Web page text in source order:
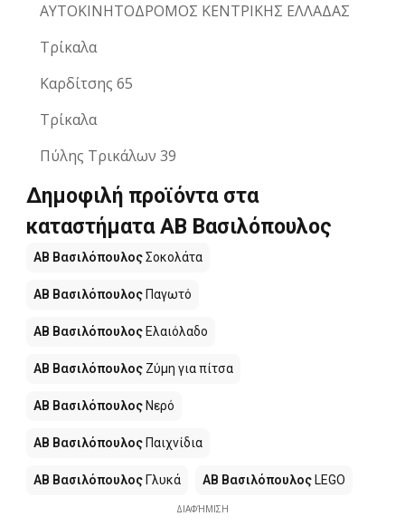
ΑΥΤΟΚΙΝΗΤΟΔΡΟΜΟΣ ΚΕΝΤΡΙΚΗΣ ΕΛΛΑΔΑΣ
Τρίκαλα
Καρδίτσης 65
Τρίκαλα
Πύλης Τρικάλων 39
Δημοφιλή προϊόντα στα
καταστήματα ΑΒ Βασιλόπουλος
ΑΒ ΒασιλόπουλοςΣοκολάτα
ΑΒ Βασιλόπουλος Παγωτό
ΑΒ Βασιλόπουλος Ελαιόλαδο
ΑΒ Βασιλόπουλος Ζύμη για πίτσα
ΑΒ Βασιλόπουλος Νερό
ΑΒ Βασιλόπουλος Παιχνίδια
ΑΒ Βασιλόπουλος Γλυκά ΑΒ Βασιλόπουλος LEGO
ΔΙΑΦΉΜΙΣΗ